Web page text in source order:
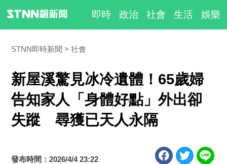
即時 政治 社會 生活 娛樂
STNN即時新聞 社會
新屋溪驚見冰冷遺體！65歲婦
告知家人「身體好點」外出卻
失蹤 尋獲已天人永隔
發布時間：2026/4/4 23:22